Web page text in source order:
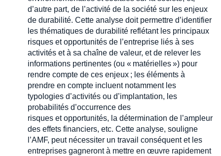
d’autre part, de l’activité de la société sur les enjeux
de durabilité. Cette analyse doit permettre d’identifier
les thématiques de durabilité reflétant les principaux
risques et opportunités de l’entreprise liés à ses
activités et à sa chaîne de valeur, et de relever les
informations pertinentes (ou « matérielles ») pour
rendre compte de ces enjeux ; les éléments à
prendre en compte incluent notamment les
typologies d’activités ou d’implantation, les
probabilités d’occurrence des
risques et opportunités, la détermination de l’ampleur
des effets financiers, etc. Cette analyse, souligne
l’AMF, peut nécessiter un travail conséquent et les
entreprises gagneront à mettre en œuvre rapidement